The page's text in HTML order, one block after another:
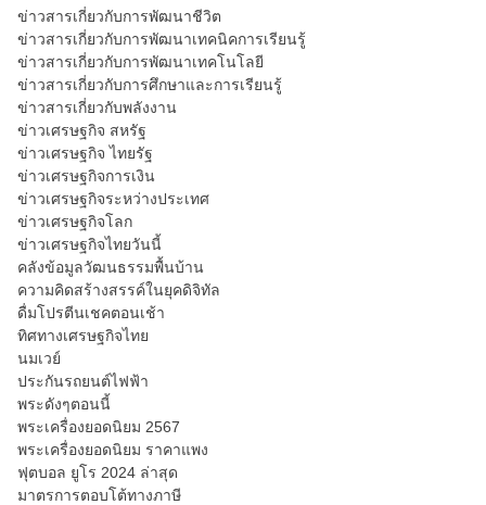
ข่าวสารเกี่ยวกับการพัฒนาชีวิต
ข่าวสารเกี่ยวกับการพัฒนาเทคนิคการเรียนรู้
ข่าวสารเกี่ยวกับการพัฒนาเทคโนโลยี
ข่าวสารเกี่ยวกับการศึกษาและการเรียนรู้
ข่าวสารเกี่ยวกับพลังงาน
ข่าวเศรษฐกิจ สหรัฐ
ข่าวเศรษฐกิจ ไทยรัฐ
ข่าวเศรษฐกิจการเงิน
ข่าวเศรษฐกิจระหว่างประเทศ
ข่าวเศรษฐกิจโลก
ข่าวเศรษฐกิจไทยวันนี้
คลังข้อมูลวัฒนธรรมพื้นบ้าน
ความคิดสร้างสรรค์ในยุคดิจิทัล
ดื่มโปรตีนเชคตอนเช้า
ทิศทางเศรษฐกิจไทย
นมเวย์
ประกันรถยนต์ไฟฟ้า
พระดังๆตอนนี้
พระเครื่องยอดนิยม 2567
พระเครื่องยอดนิยม ราคาแพง
ฟุตบอล ยูโร 2024 ล่าสุด
มาตรการตอบโต้ทางภาษี